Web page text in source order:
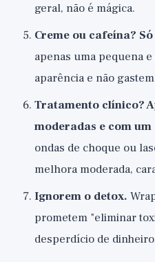
geral, não é mágica.
Creme ou cafeína?
apenas uma pequena
aparência e não
Tratamento clínico?
moderadas e com
ondas de choque ou
melhora moderada,
Ignorem o detox.
prometem "eliminar
desperdício de